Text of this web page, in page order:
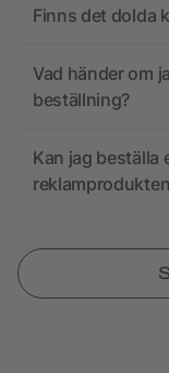
Finns det dolda
Vad händer om
beställning?
Kan jag beställa